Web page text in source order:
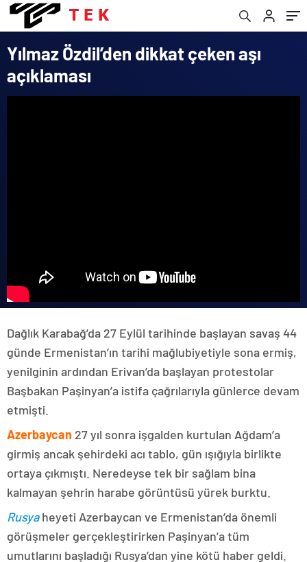
Yılmaz Özdil’den dikkat çeken aşı
açıklaması
Dağlık Karabağ’da 27 Eylül tarihinde başlayan savaş 44
günde Ermenistan’ın tarihi mağlubiyetiyle sona ermiş,
yenilginin ardından Erivan’da başlayan protestolar
Başbakan Paşinyan’a istifa çağrılarıyla günlerce devam
etmişti.
Azerbaycan 27 yıl sonra işgalden kurtulan Ağdam’a
girmiş ancak şehirdeki acı tablo, gün ışığıyla birlikte
ortaya çıkmıştı. Neredeyse tek bir sağlam bina
kalmayan şehrin harabe görüntüsü yürek burktu.
Rusyaheyeti Azerbaycan ve Ermenistan’da önemli
görüşmeler gerçekleştirirken Paşinyan’a tüm
umutlarını başladığı Rusya’dan yine kötü haber geldi.